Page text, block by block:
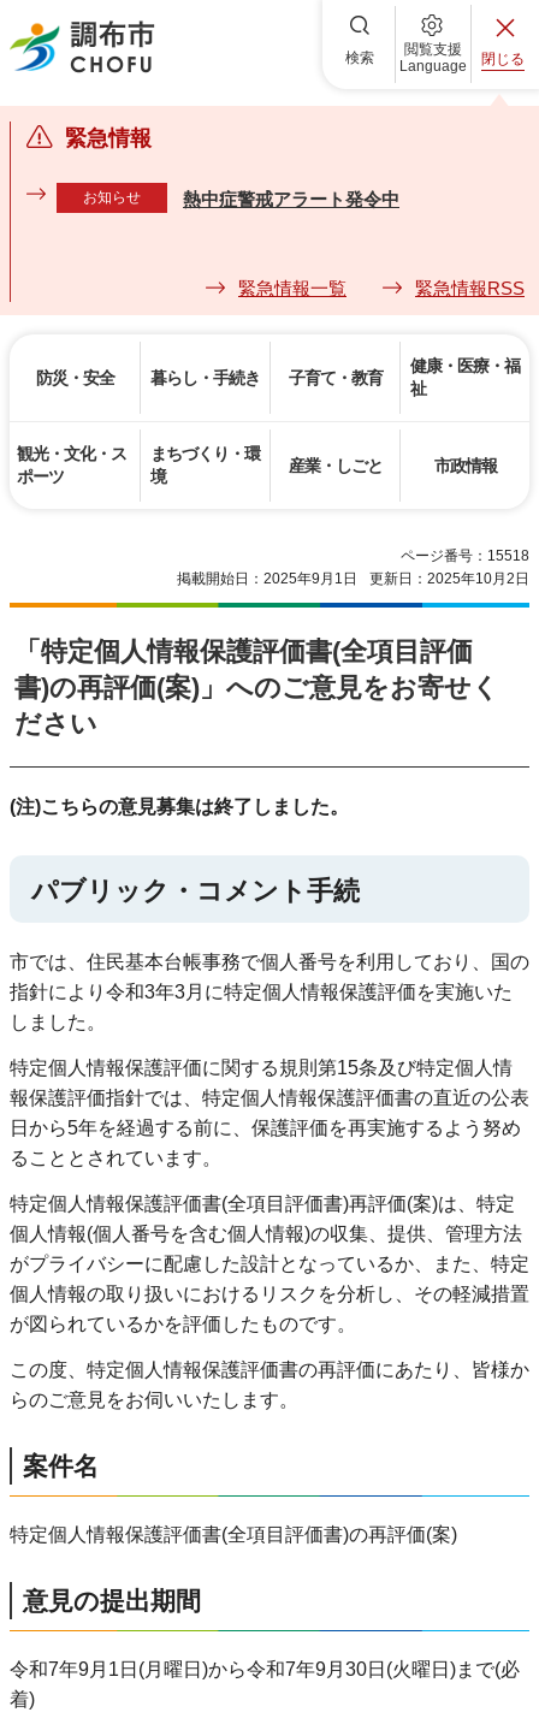
調布市 検索
閲覧支援
Language
閉じる
緊急情報
お知らせ 熱中症警戒アラート発令中
緊急情報一覧 緊急情報RSS
防災・安全 暮らし・手続き 子育て・教育
健康・医療・福
祉
観光・文化・ス
ポーツ
まちづくり・環
境
産業・しごと 市政情報
ページ番号：15518
掲載開始日：2025年9月1日
更新日：2025年10月2日
「特定個人情報保護評価書(全項目評価
書)の再評価(案)」へのご意見をお寄せく
ださい
(注)こちらの意見募集は終了しました。
パブリック・コメント手続
市では、住民基本台帳事務で個人番号を利用しており、国の
指針により令和3年3月に特定個人情報保護評価を実施いた
しました。
特定個人情報保護評価に関する規則第15条及び特定個人情
報保護評価指針では、特定個人情報保護評価書の直近の公表
日から5年を経過する前に、保護評価を再実施するよう努め
ることとされています。
特定個人情報保護評価書(全項目評価書)再評価(案)は、特定
個人情報(個人番号を含む個人情報)の収集、提供、管理方法
がプライバシーに配慮した設計となっているか、また、特定
個人情報の取り扱いにおけるリスクを分析し、その軽減措置
が図られているかを評価したものです。
この度、特定個人情報保護評価書の再評価にあたり、皆様か
らのご意見をお伺いいたします。
案件名
特定個人情報保護評価書(全項目評価書)の再評価(案)
意見の提出期間
令和7年9月1日(月曜日)から令和7年9月30日(火曜日)まで(必
着)